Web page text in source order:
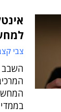
צבי
השבב